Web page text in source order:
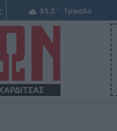
35.5 C Τρίκαλα